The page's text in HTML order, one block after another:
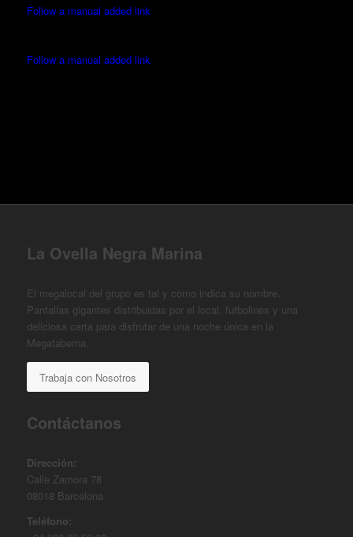
Follow a manual added link
Follow a manual added link
La Ovella Negra Marina
El megalocal del grupo es tal y como indica su nombre.
Pantallas gigantes distribuidas por el local, futbolines y una
deliciosa carta para disfrutar de una noche única en la
Megataberna.
Trabaja con Nosotros
Contáctanos
Dirección:
Calle Zamora 78
08018 Barcelona
Teléfono: